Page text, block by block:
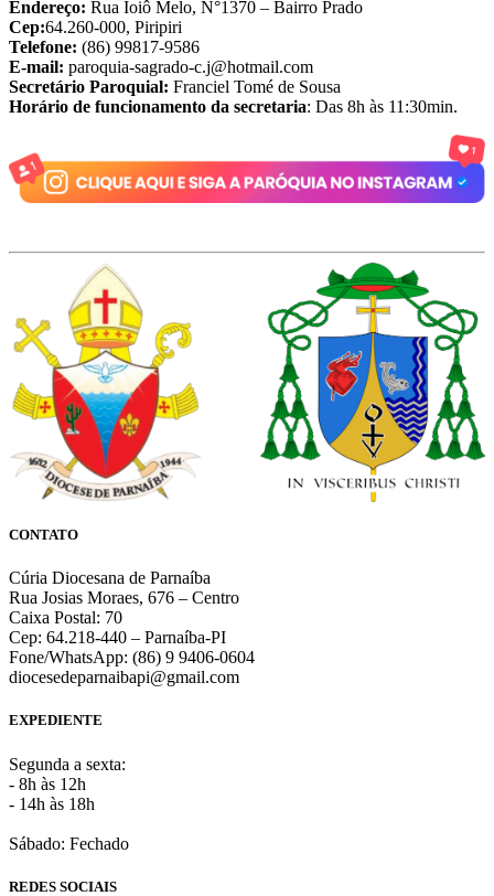
Endereço: Rua Ioiô Melo, N°1370 – Bairro Prado
Cep:64.260-000, Piripiri
Telefone: (86) 99817-9586
E-mail: paroquia-sagrado-c.j@hotmail.com
Secretário Paroquial: Franciel Tomé de Sousa
Horário de funcionamento da secretaria: Das 8h às 11:30min.
CONTATO
Cúria Diocesana de Parnaíba
Rua Josias Moraes, 676 – Centro
Caixa Postal: 70
Cep: 64.218-440 – Parnaíba-PI
Fone/WhatsApp: (86) 9 9406-0604
diocesedeparnaibapi@gmail.com
EXPEDIENTE
Segunda a sexta:
- 8h às 12h
- 14h às 18h
Sábado: Fechado
REDES SOCIAIS